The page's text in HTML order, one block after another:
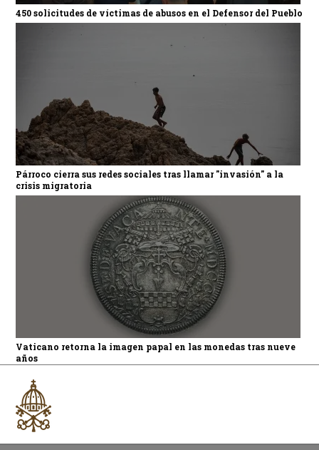
450 solicitudes de víctimas de abusos en el Defensor del Pueblo
Párroco cierra sus redes sociales tras llamar "invasión" a la
crisis migratoria
Vaticano retorna la imagen papal en las monedas tras nueve
años